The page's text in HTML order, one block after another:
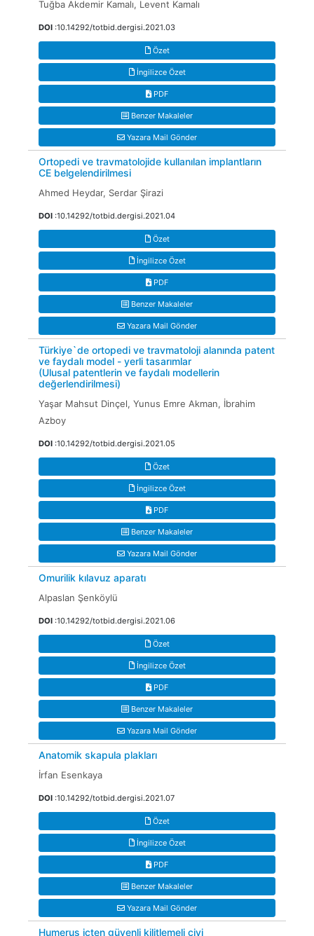
Tuğba Akdemir Kamalı, Levent Kamalı
DOI :10.14292/totbid.dergisi.2021.03
Özet
İngilizce Özet
PDF
Benzer Makaleler
Yazara Mail Gönder
Ortopedi ve travmatolojide kullanılan implantların
CE belgelendirilmesi
Ahmed Heydar, Serdar Şirazi
DOI :10.14292/totbid.dergisi.2021.04
Özet
İngilizce Özet
PDF
Benzer Makaleler
Yazara Mail Gönder
Türkiye`de ortopedi ve travmatoloji alanında patent
ve faydalı model - yerli tasarımlar
(Ulusal patentlerin ve faydalı modellerin
değerlendirilmesi)
Yaşar Mahsut Dinçel, Yunus Emre Akman, İbrahim
Azboy
DOI :10.14292/totbid.dergisi.2021.05
Özet
İngilizce Özet
PDF
Benzer Makaleler
Yazara Mail Gönder
Omurilik kılavuz aparatı
Alpaslan Şenköylü
DOI :10.14292/totbid.dergisi.2021.06
Özet
İngilizce Özet
PDF
Benzer Makaleler
Yazara Mail Gönder
Anatomik skapula plakları
İrfan Esenkaya
DOI :10.14292/totbid.dergisi.2021.07
Özet
İngilizce Özet
PDF
Benzer Makaleler
Yazara Mail Gönder
Humerus içten güvenli kilitlemeli çivi